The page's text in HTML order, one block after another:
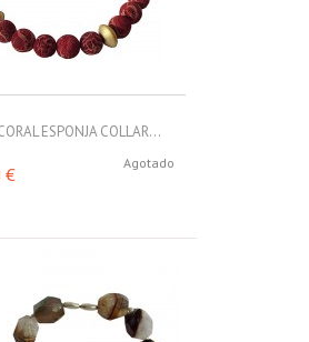
ESPONJA COLLAR...
Agotado
€